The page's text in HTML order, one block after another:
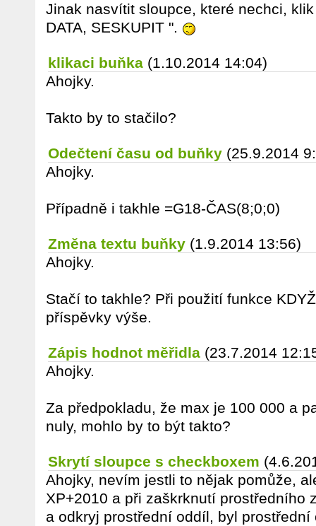
Jinak nasvítit sloupce, které nechci,
DATA, SESKUPIT ".
klikaci buňka (1.10.2014 14:04)
Ahojky.
Takto by to stačilo?
Odečtení času od buňky (25.9.2014
Ahojky.
Případně i takhle =G18-ČAS(8;0;0)
Změna textu buňky (1.9.2014 13:56)
Ahojky.
Stačí to takhle? Při použití funkce
příspěvky výše.
Zápis hodnot měřidla (23.7.2014
Ahojky.
Za předpokladu, že max je 100 000 a
nuly, mohlo by to být takto?
Skrytí sloupce s checkboxem
Ahojky, nevím jestli to nějak pomůže,
XP+2010 a při zaškrknutí prostředního
a odkryj prostřední oddíl, byl